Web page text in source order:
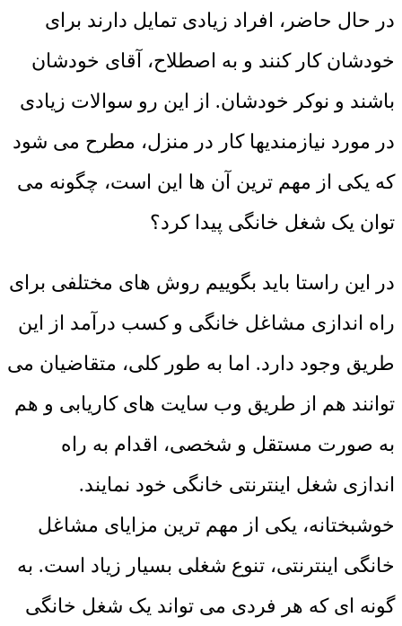
در حال حاضر، افراد زیادی تمایل دارند برای
خودشان کار کنند و به اصطلاح، آقای خودشان
باشند و نوکر خودشان. از این رو سوالات زیادی
در مورد نیازمندیها کار در منزل، مطرح می شود
که یکی از مهم ترین آن ها این است، چگونه می
توان یک شغل خانگی پیدا کرد؟
در این راستا باید بگوییم روش های مختلفی برای
راه اندازی مشاغل خانگی و کسب درآمد از این
طریق وجود دارد. اما به طور کلی، متقاضیان می
توانند هم از طریق وب سایت های کاریابی و هم
به صورت مستقل و شخصی، اقدام به راه
اندازی شغل اینترنتی خانگی خود نمایند.
خوشبختانه، یکی از مهم ترین مزایای مشاغل
خانگی اینترنتی، تنوع شغلی بسیار زیاد است. به
گونه ای که هر فردی می تواند یک شغل خانگی